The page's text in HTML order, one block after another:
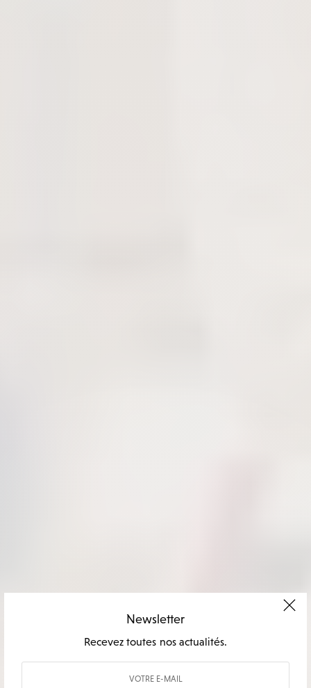
Newsletter
Recevez toutes nos actualités.